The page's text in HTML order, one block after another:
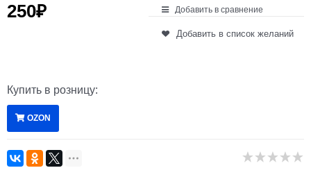
250₽ Добавить в сравнение
Добавить в список желаний
Купить в розницу:
OZON